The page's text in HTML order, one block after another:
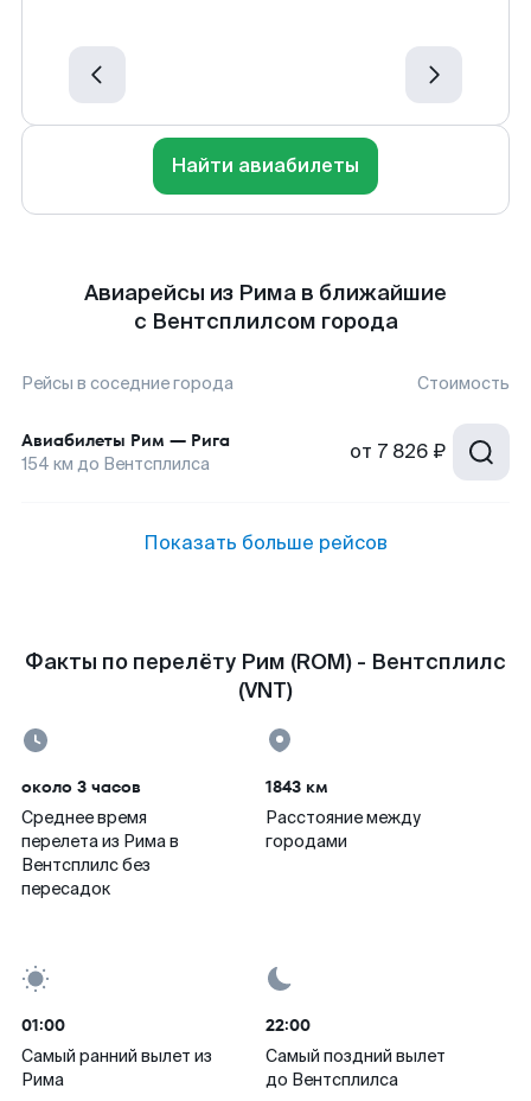
Найти авиабилеты
Авиарейсы из Рима в ближайшие
с Вентсплилсом города
Рейсы в соседние города Стоимость
Авиабилеты Рим — Рига
154 км до Вентсплилса от 7 826 ₽
Показать больше рейсов
Факты по перелёту Рим (ROM) - Вентсплилс
(VNT)
около 3 часов
Среднее время
перелета из Рима в
Вентсплилс без
пересадок
1843 км
Расстояние между
городами
01:00
Самый ранний вылет из
Рима
22:00
Самый поздний вылет
до Вентсплилса